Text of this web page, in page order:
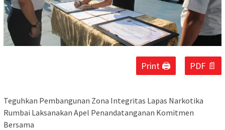
Print 🖨 PDF 📄
Teguhkan Pembangunan Zona Integritas Lapas Narkotika
Rumbai Laksanakan Apel Penandatanganan Komitmen
Bersama